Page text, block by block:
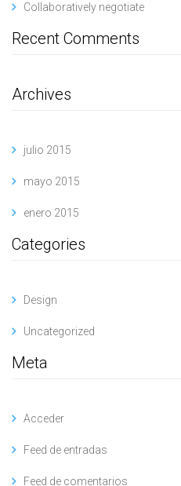
Collaboratively negotiate
Recent Comments
Archives
julio 2015
mayo 2015
enero 2015
Categories
Design
Uncategorized
Meta
Acceder
Feed de entradas
Feed de comentarios